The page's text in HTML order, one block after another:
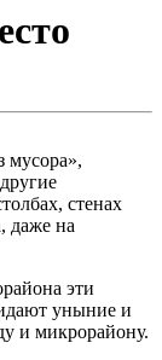
мусора»,
стенах
даже на
эти
уныние и
и микрорайону.